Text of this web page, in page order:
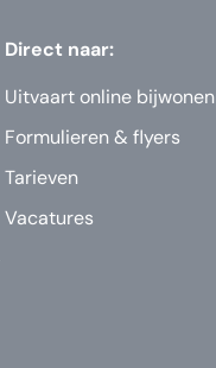
Direct naar:
Uitvaart online bijwonen
Formulieren & flyers
Tarieven
Vacatures